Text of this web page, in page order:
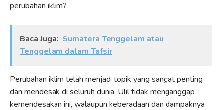
perubahan iklim?
Baca Juga: Sumatera Tenggelam atau
Tenggelam dalam Tafsir
Perubahan iklim telah menjadi topik yang sangat penting
dan mendesak di seluruh dunia. Ulil tidak menganggap
kemendesakan ini, walaupun keberadaan dan dampaknya